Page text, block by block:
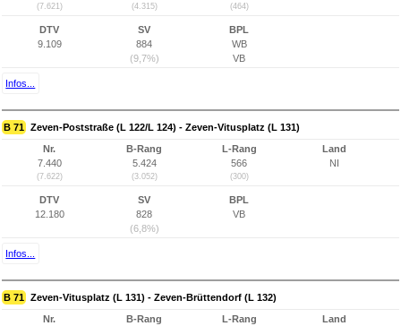
(7.621) (4.315) (464)
DTV
9.109
SV
884
(9,7%)
BPL
WB
VB
Infos...
B 71 Zeven-Poststraße (L 122/L 124) - Zeven-Vitusplatz (L 131)
Nr.
7.440
(7.622)
B-Rang
5.424
(3.052)
L-Rang
566
(300)
Land
NI
DTV
12.180
SV
828
(6,8%)
BPL
VB
Infos...
B 71 Zeven-Vitusplatz (L 131) - Zeven-Brüttendorf (L 132)
Nr.
B-Rang
L-Rang
Land